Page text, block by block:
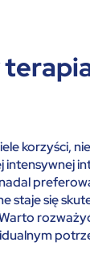
korzyści,
staje się